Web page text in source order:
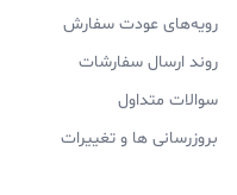
رویه‌های عودت سفارش
روند ارسال سفارشات
سوالات متداول
بروزرسانی ها و تغییرات